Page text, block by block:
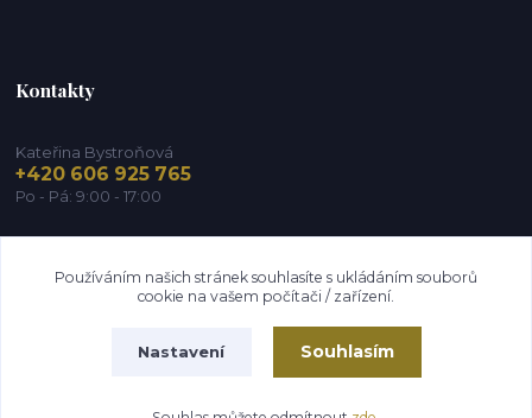
Kontakty
Kateřina Bystroňová
+420 606 925 765
Po - Pá: 9:00 - 17:00
Používáním našich stránek souhlasíte s ukládáním souborů
cookie na vašem počítači / zařízení.
Nastavení Souhlasím